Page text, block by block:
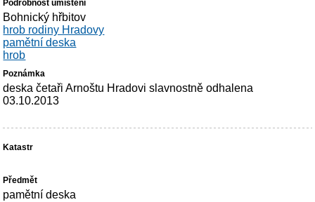
Bohnický hřbitov
hrob rodiny Hradovy
pamětní deska
hrob
deska četaři Arnoštu Hradovi slavnostně odhalena
03.10.2013
pamětní deska